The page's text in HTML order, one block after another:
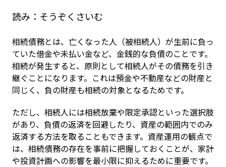
読み： そうぞくさいむ
相続債務とは、亡くなった人（被相続人）が生前に負っ
ていた借金や未払い金など、金銭的な負債のことです。
相続が発生すると、原則として相続人がその債務を引き
継ぐことになります。これは預金や不動産などの財産と
同じく、負の財産も相続の対象となるためです。
ただし、相続人には相続放棄や限定承認といった選択肢
があり、負債の返済を回避したり、資産の範囲内でのみ
返済する方法を取ることもできます。資産運用の観点で
は、相続債務の存在を事前に把握しておくことが、家計
や投資計画への影響を最小限に抑えるために重要です。